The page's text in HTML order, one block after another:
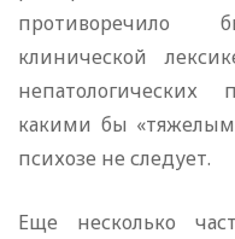
противоречило
клинической
непатологических
какими бы
психозе не следует.
Еще несколько